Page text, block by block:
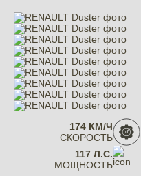
174 КМ/Ч
СКОРОСТЬ
117 Л.С.
МОЩНОСТЬ